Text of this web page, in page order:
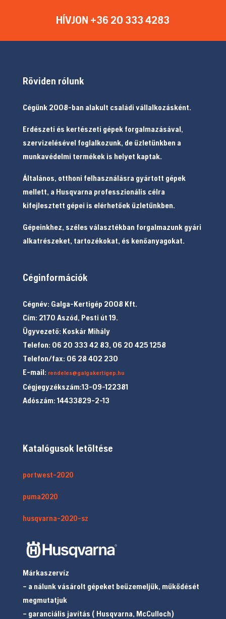
HÍVJON +36 20 333 4283
Röviden rólunk
Cégünk 2008-ban alakult családi vállalkozásként.
Erdészeti és kertészeti gépek forgalmazásával,
szervizelésével foglalkozunk, de üzletünkben a
munkavédelmi termékek is helyet kaptak.
Általános, otthoni felhasználásra gyártott gépek
mellett, a Husqvarna professzionális célra
kifejlesztett gépei is elérhetőek üzletünkben.
Gépeinkhez, széles választékban forgalmazunk gyári
alkatrészeket, tartozékokat, és kenőanyagokat.
Céginformációk
Cégnév: Galga-Kertigép 2008 Kft.
Cím: 2170 Aszód, Pesti út 19.
Ügyvezető: Koskár Mihály
Telefon: 06 20 333 42 83, 06 20 425 1258
Telefon/fax: 06 28 402 230
E-mail: rendeles@galgakertigep.hu
Cégjegyzékszám:13-09-122381
Adószám: 14433829-2-13
Katalógusok letöltése
portwest-2020
puma2020
husqvarna-2020-sz
Márkaszervíz
– a nálunk vásárolt gépeket beüzemeljük, működését
megmutatjuk
– garanciális javítás ( Husqvarna, McCulloch)